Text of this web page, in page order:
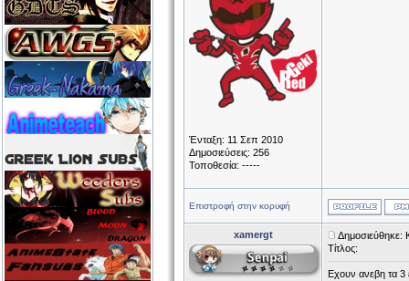
Ένταξη: 11 Σεπ 2010
Δημοσιεύσεις: 256
Τοποθεσία: -----
Επιστροφή στην κορυφή
xamergt
Δημοσιεύθηκε:
Τίτλος:
Εχουν ανεβη τα 3